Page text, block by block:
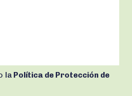
la Política de Protección de